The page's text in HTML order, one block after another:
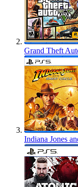
Grand Theft
Indiana Jones